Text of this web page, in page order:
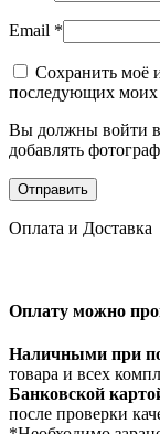
Email *
Сохранить моё
последующих моих
Вы должны войти в
добавлять
Оплата и Доставка
Оплату можно
Наличными при
товара и всех
Банковской
после проверки